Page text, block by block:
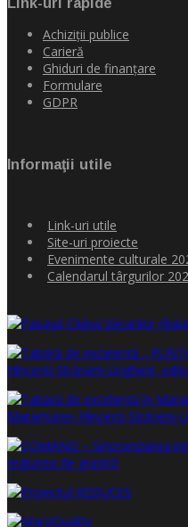
Achiziţii publice
Carieră
Ghiduri de finanţare
Formulare
GDPR
Informaţii utile
Link-uri utile
Site-uri proiecte
Evenimente culturale
Calendarul târgurilor